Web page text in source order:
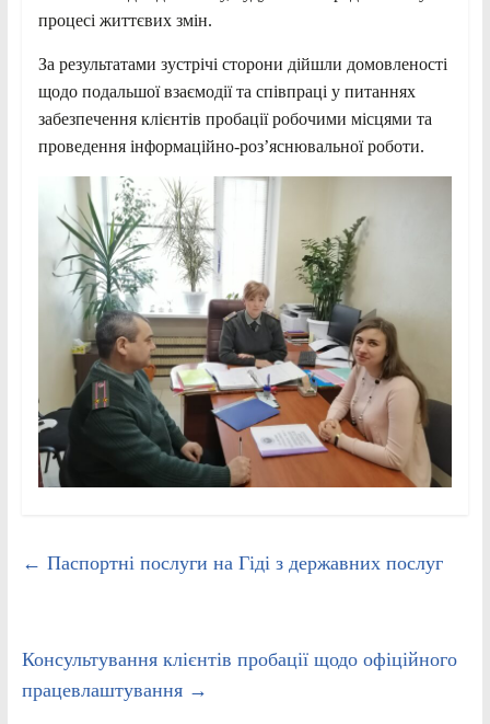
процесі життєвих змін.
За результатами зустрічі сторони дійшли домовленості
щодо подальшої взаємодії та співпраці у питаннях
забезпечення клієнтів пробації робочими місцями та
проведення інформаційно-роз’яснювальної роботи.
← Паспортні послуги на Гіді з державних послуг
Консультування клієнтів пробації щодо офіційного
працевлаштування →